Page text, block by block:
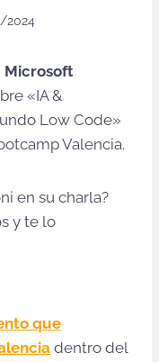
2024
Microsoft
«IA &
Low Code»
Valencia.
en su charla?
y te lo
que
dentro del